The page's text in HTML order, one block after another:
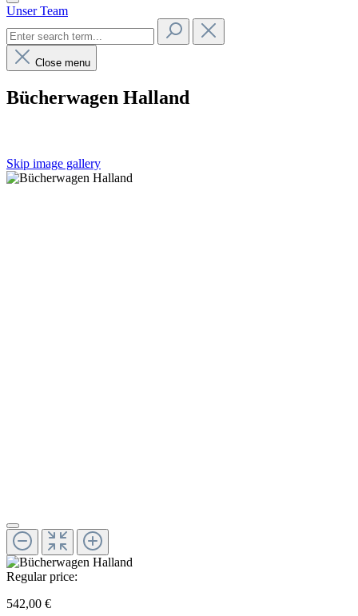
Unser Team
Close menu
Bücherwagen Halland
Skip image gallery
Regular price:
542,00 €